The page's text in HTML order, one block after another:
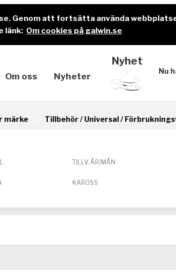
Genom att fortsätta använda
länk: Om cookies på galwin.se
Om oss Nyheter
Nyhet
Nu
märke Tillbehör / Universal /
TILLV. ÅR/MÅN
KAROSS